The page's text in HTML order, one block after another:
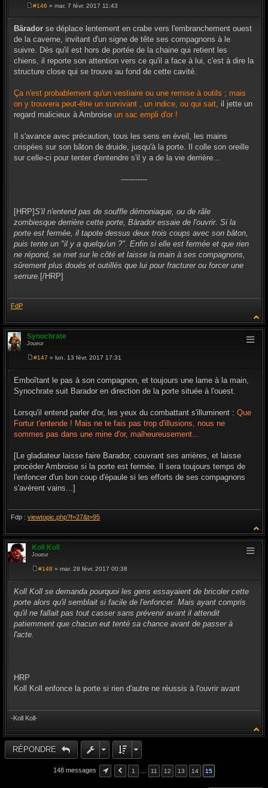
s
s
a
e
#146 » mar. 7 févr. 2017 11:43
Bärador se déplace lentement en crabe vers l'embranchement ouest
de la caverne, invitant d'un signe de tête ses compagnons à le
suivre. Dès qu'il est hors de portée de la chaine qui retient les
chiens, il reporte son attention vers ce qu'il a face à lui, c'est à dire la
structure close qui se trouve au fond de cette cavité.
Ça n'est probablement qu'un vestiaire ou une remise à outils ; mais
on y trouvera peut-être un survivant , un indice, ou qui sait, il jette un
regard malicieux à Ambroise un sac empli d'or !
Il s'avance avec précaution, tous les sens en éveil, les mains
crispées sur son bâton de druide, jusqu'à la porte. Il colle son oreille
sur celle-ci pour tenter d'entendre s'il y a de la vie derrière...
-----------
[HRP]S'il n'entend pas de souffle démoniaque, ou de râle
zombiesque derrière cette porte, Bärador essaie de l'ouvrir. Si la
porte est fermée, il tapote dessus deux trois coups avec son bâton,
puis tente un "il y a quelqu'un ?". Enfin si elle est fermée et que rien
ne répond, se met sur le côté et laisse la main à ses compagnons,
sûrement plus doués et outillés que lui pour fracturer ou forcer une
serrure. [/HRP]
FdP
Synochrate
Joueur
s
s
a
#147 » lun. 13 févr. 2017 17:31
Emboîtant le pas à son compagnon, et toujours une lame à la main,
Synochrate suit Barador en direction de la porte située à l'ouest.
Lorsqu'il entend parler d'or, les yeux du combattant s'illuminent : Que
Fortur t'entende ! Mais ne te fais pas trop d'illusions, nous ne
sommes pas dans une mine d'or, malheureusement...
[Le gladiateur laisse faire Barador, couvrant ses arrières, et laisse
procéder Ambroise si la porte est fermée. Il sera toujours temps de
l'enfoncer d'un bon coup d'épaule si les efforts de ses compagnons
s'avèrent vains...]
Fdp : viewtopic.php?f=27&t=95
Koll Koll
Joueur
s
s
a
g
e
#148 » mar. 28 févr. 2017 00:38
Koll Koll se demanda pourquoi les gens essayaient de bricoler cette
porte alors qu'il semblait si facile de l'enfoncer. Mais ayant compris
qu'il ne fallait pas tout casser sans prévenir avant il attendit
patiemment que chacun eut tenté sa chance avant de passer à
l'acte.
HRP
Koll Koll enfonce la porte si rien d'autre ne réussis à l'ouvrir avant
-Koll Koll-
RÉPONDRE
148 messages 1 11 12 13 14 15